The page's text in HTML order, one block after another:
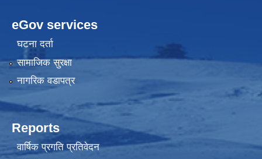
eGov services
घटना दर्ता
सामाजिक सुरक्षा
नागरिक वडापत्र
Reports
वार्षिक प्रगति प्रतिवेदन